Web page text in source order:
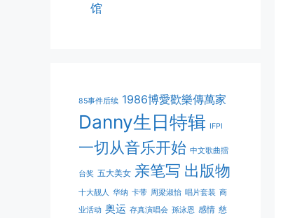
馆
85事件后续 1986博愛歡樂傳萬家
Danny生日特辑 IFPI
一切从音乐开始 中文歌曲擂
台奖 五大美女 亲笔写 出版物
十大靓人 华纳 卡带 周梁淑怡 唱片套装 商
业活动 奥运 存真演唱会 孫泳恩 感情 慈